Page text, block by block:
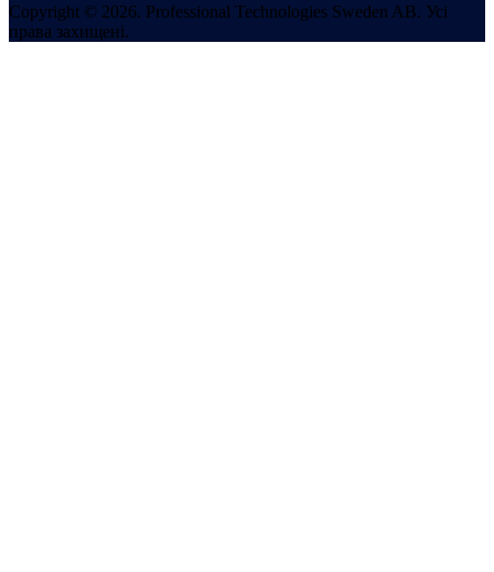
Copyright © 2026. Professional Technologies Sweden AB. Усі
права захищені.